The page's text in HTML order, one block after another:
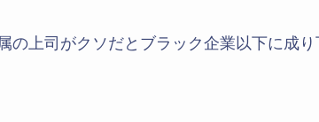
の上司がクソだとブラック企業以下に成り